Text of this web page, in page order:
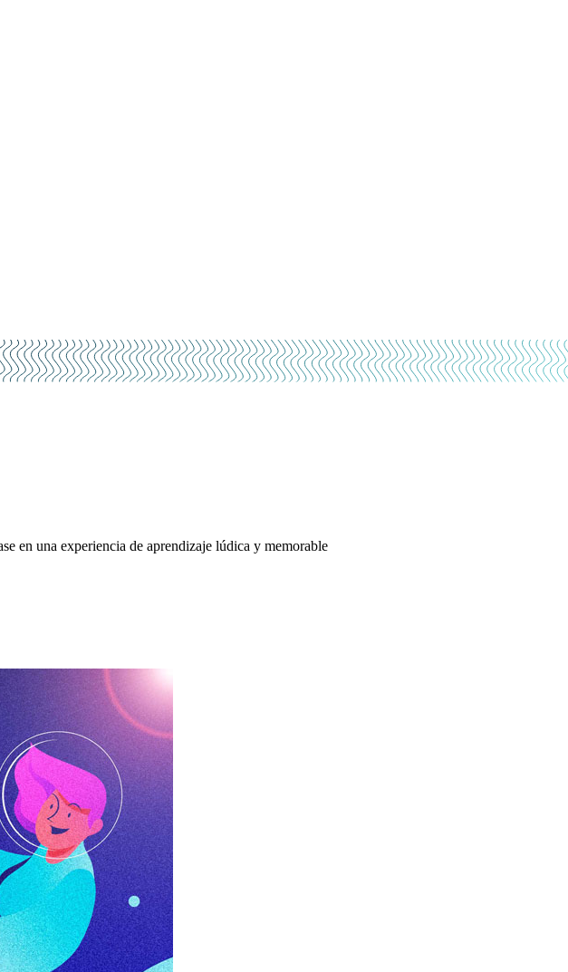
en una experiencia de aprendizaje lúdica y memorable